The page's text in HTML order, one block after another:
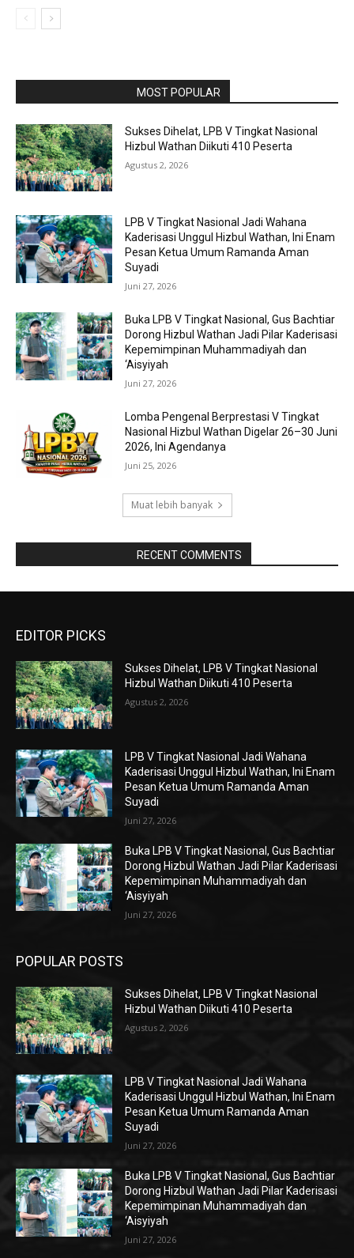
MOST POPULAR
Sukses Dihelat, LPB V Tingkat Nasional
Hizbul Wathan Diikuti 410 Peserta
Agustus 2, 2026
LPB V Tingkat Nasional Jadi Wahana
Kaderisasi Unggul Hizbul Wathan, Ini Enam
Pesan Ketua Umum Ramanda Aman
Suyadi
Juni 27, 2026
Buka LPB V Tingkat Nasional, Gus Bachtiar
Dorong Hizbul Wathan Jadi Pilar Kaderisasi
Kepemimpinan Muhammadiyah dan
‘Aisyiyah
Juni 27, 2026
Lomba Pengenal Berprestasi V Tingkat
Nasional Hizbul Wathan Digelar 26–30 Juni
2026, Ini Agendanya
Juni 25, 2026
Muat lebih banyak
RECENT COMMENTS
EDITOR PICKS
Sukses Dihelat, LPB V Tingkat Nasional
Hizbul Wathan Diikuti 410 Peserta
Agustus 2, 2026
LPB V Tingkat Nasional Jadi Wahana
Kaderisasi Unggul Hizbul Wathan, Ini Enam
Pesan Ketua Umum Ramanda Aman
Suyadi
Juni 27, 2026
Buka LPB V Tingkat Nasional, Gus Bachtiar
Dorong Hizbul Wathan Jadi Pilar Kaderisasi
Kepemimpinan Muhammadiyah dan
‘Aisyiyah
Juni 27, 2026
POPULAR POSTS
Sukses Dihelat, LPB V Tingkat Nasional
Hizbul Wathan Diikuti 410 Peserta
Agustus 2, 2026
LPB V Tingkat Nasional Jadi Wahana
Kaderisasi Unggul Hizbul Wathan, Ini Enam
Pesan Ketua Umum Ramanda Aman
Suyadi
Juni 27, 2026
Buka LPB V Tingkat Nasional, Gus Bachtiar
Dorong Hizbul Wathan Jadi Pilar Kaderisasi
Kepemimpinan Muhammadiyah dan
‘Aisyiyah
Juni 27, 2026